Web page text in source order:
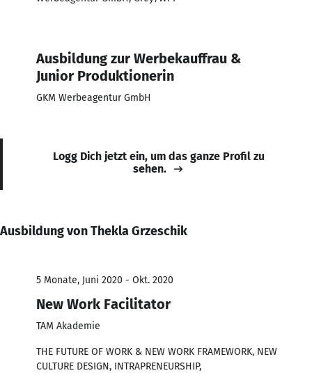
Ausbildung zur Werbekauffrau &
Junior Produktionerin
GKM Werbeagentur GmbH
Logg Dich jetzt ein, um das ganze Profil zu
sehen.
Ausbildung von Thekla Grzeschik
5 Monate, Juni 2020 - Okt. 2020
New Work Facilitator
TAM Akademie
THE FUTURE OF WORK & NEW WORK FRAMEWORK, NEW
CULTURE DESIGN, INTRAPRENEURSHIP,